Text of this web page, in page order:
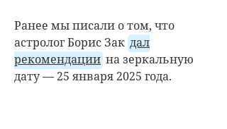
Ранее мы писали о том, что
астролог Борис Зак дал
рекомендации на зеркальную
дату — 25 января 2025 года.